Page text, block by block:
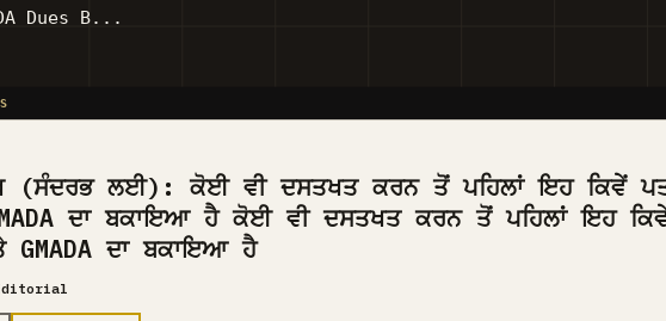
Dues B...
(ਸੰਦਰਭ ਲਈ): ਕੋਈ ਵੀ ਦਸਤਖਤ ਕਰਨ ਤੋਂ ਪਹਿਲਾਂ ਇਹ ਕਿਵੇਂ
ਦਾ ਬਕਾਇਆ ਹੈ ਕੋਈ ਵੀ ਦਸਤਖਤ ਕਰਨ ਤੋਂ ਪਹਿਲਾਂ ਇਹ
ਦਾ ਬਕਾਇਆ ਹੈ